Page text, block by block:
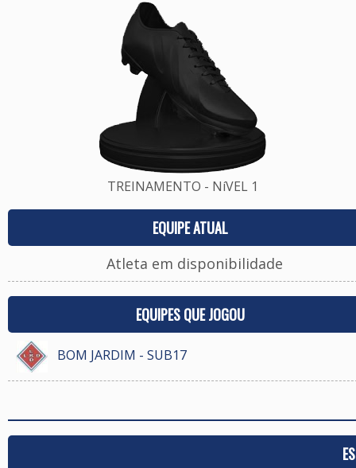
TREINAMENTO - NíVEL 1
EQUIPE ATUAL
Atleta em disponibilidade
EQUIPES QUE JOGOU
BOM JARDIM - SUB17